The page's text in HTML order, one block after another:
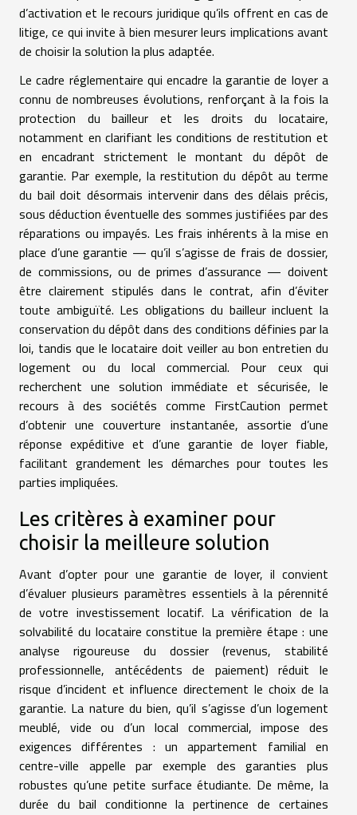
d’activation et le recours juridique qu’ils offrent en cas de
litige, ce qui invite à bien mesurer leurs implications avant
de choisir la solution la plus adaptée.
Le cadre réglementaire qui encadre la garantie de loyer a
connu de nombreuses évolutions, renforçant à la fois la
protection du bailleur et les droits du locataire,
notamment en clarifiant les conditions de restitution et
en encadrant strictement le montant du dépôt de
garantie. Par exemple, la restitution du dépôt au terme
du bail doit désormais intervenir dans des délais précis,
sous déduction éventuelle des sommes justifiées par des
réparations ou impayés. Les frais inhérents à la mise en
place d’une garantie — qu’il s’agisse de frais de dossier,
de commissions, ou de primes d’assurance — doivent
être clairement stipulés dans le contrat, afin d’éviter
toute ambiguïté. Les obligations du bailleur incluent la
conservation du dépôt dans des conditions définies par la
loi, tandis que le locataire doit veiller au bon entretien du
logement ou du local commercial. Pour ceux qui
recherchent une solution immédiate et sécurisée, le
recours à des sociétés comme FirstCaution permet
d’obtenir une couverture instantanée, assortie d’une
réponse expéditive et d’une garantie de loyer fiable,
facilitant grandement les démarches pour toutes les
parties impliquées.
Les critères à examiner pour
choisir la meilleure solution
Avant d’opter pour une garantie de loyer, il convient
d’évaluer plusieurs paramètres essentiels à la pérennité
de votre investissement locatif. La vérification de la
solvabilité du locataire constitue la première étape : une
analyse rigoureuse du dossier (revenus, stabilité
professionnelle, antécédents de paiement) réduit le
risque d’incident et influence directement le choix de la
garantie. La nature du bien, qu’il s’agisse d’un logement
meublé, vide ou d’un local commercial, impose des
exigences différentes : un appartement familial en
centre-ville appelle par exemple des garanties plus
robustes qu’une petite surface étudiante. De même, la
durée du bail conditionne la pertinence de certaines